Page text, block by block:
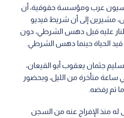
عرب ومؤسسة حقوقية، أن
مشيرين إلى أن شريط فيديو
عليه قبل دهس الشرطي، دون
الحياة حينما دهس الشرطي.
جثمان يعقوب أبو القيعان،
متأخرة من الليل، وبحضور
تم رفضه.
له منذ الإفراج عنه من السجن